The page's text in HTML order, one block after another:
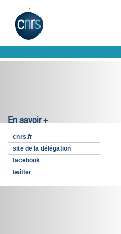
En savoir +
cnrs.fr
site de la délégation
facebook
twitter